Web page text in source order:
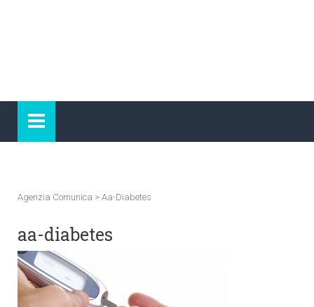
Agenzia Comunica > Aa-Diabetes
aa-diabetes